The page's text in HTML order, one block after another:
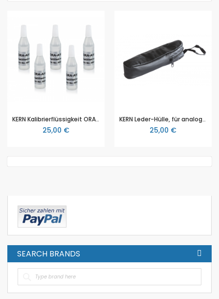
KERN Kalibrierflüssigkeit ORA-A1010, 3ml, destilliertes Wasser 0 %
25,00 €
KERN Leder-Hülle, für analoge Refraktometer von KERN, ORA-A2103
25,00 €
SEARCH BRANDS